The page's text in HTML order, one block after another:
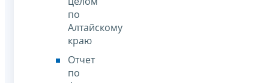
по
Алтайскому
краю
Отчет
по